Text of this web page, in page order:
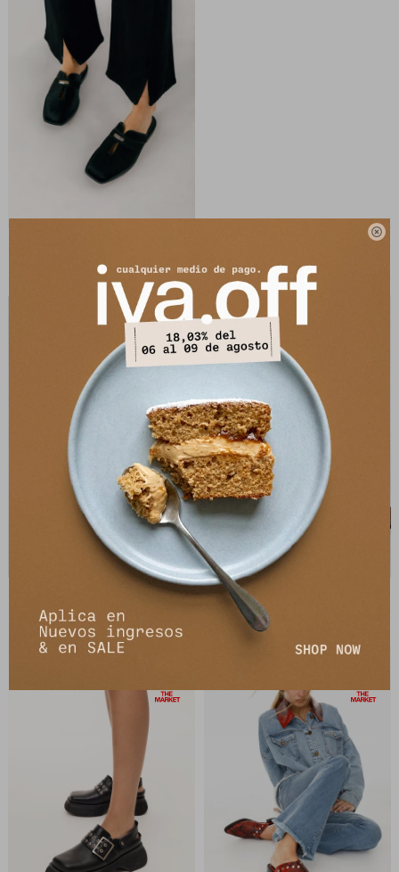

3.490 $ 9.590 $ 3.490 $
Sandalia Verbena - Negro
$ 3.490 $ 8.990
Chata Antonia Shine - Vison
$ 3.490